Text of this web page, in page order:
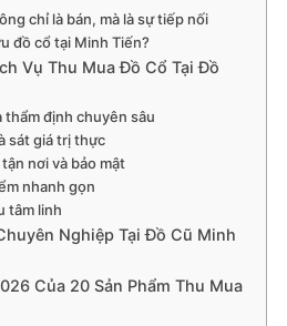
chỉ là bán, mà là sự tiếp nối
đồ cổ tại Minh Tiến?
Vụ Thu Mua Đồ Cổ Tại Đồ
định chuyên sâu
sát giá trị thực
nơi và bảo mật
nhanh gọn
tâm linh
Nghiệp Tại Đồ Cũ Minh
Của 20 Sản Phẩm Thu Mua